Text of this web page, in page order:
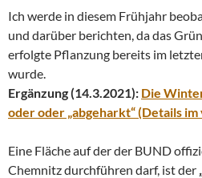
Ich werde in diesem Frühjahr
und darüber berichten, da das
erfolgte Pflanzung bereits im
wurde.
Ergänzung (14.3.2021): Die
oder oder „abgeharkt“ (Details
Eine Fläche auf der der BUND
Chemnitz durchführen darf, ist der